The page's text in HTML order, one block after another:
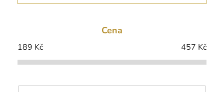
z
í
p
o
Cena
189 Kč 457 Kč